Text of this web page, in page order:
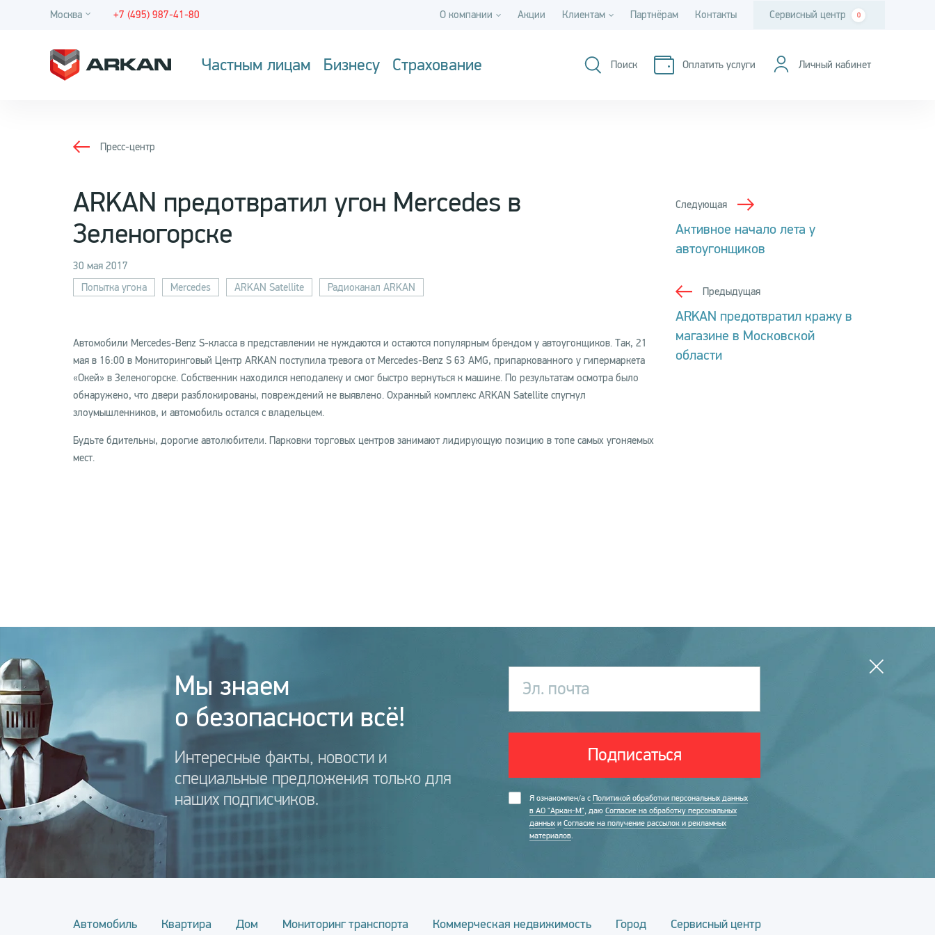
Москва +7 (495) 987-41-80 О компании Акции Клиентам Партнёрам Контакты Сервисный центр 0
Частным лицам Бизнесу Страхование Поиск Оплатить услуги Личный кабинет
Пресс-центр
ARKAN предотвратил угон Mercedes в
Зеленогорске
30 мая 2017
Попытка угона
Mercedes ARKAN Satellite Радиоканал ARKAN
Автомобили Mercedes-Benz S-класса в представлении не нуждаются и остаются популярным брендом у автоугонщиков. Так, 21
мая в 16:00 в Мониторинговый Центр ARKAN поступила тревога от Mercedes-Benz S 63 AMG, припаркованного у гипермаркета
«Окей» в Зеленогорске. Собственник находился неподалеку и смог быстро вернуться к машине. По результатам осмотра было
обнаружено, что двери разблокированы, повреждений не выявлено. Охранный комплекс ARKAN Satellite cпугнул
злоумышленников, и автомобиль остался с владельцем.
Будьте бдительны, дорогие автолюбители. Парковки торговых центров занимают лидирующую позицию в топе самых угоняемых
мест.
Следующая
Активное начало лета у
автоугонщиков
Предыдущая
ARKAN предотвратил кражу в
магазине в Московской
области
Мы знаем
о безопасности всё!
Интересные факты, новости и
специальные предложения только для
наших подписчиков.
Эл. почта
Подписаться
Я ознакомлен/а с Политикой обработки персональных данных
в АО "Аркан-М", даю Согласие на обработку персональных
данных и Согласие на получение рассылок и рекламных
материалов.
Автомобиль Квартира Дом Мониторинг транспорта Коммерческая недвижимость Город Сервисный центр